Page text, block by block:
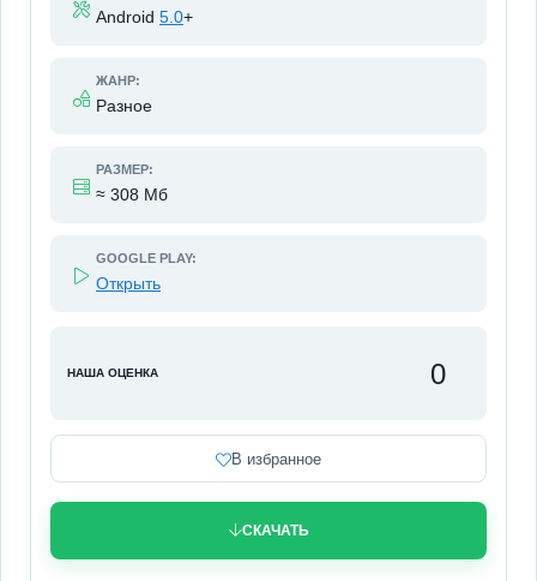
Android 5.0+
ЖАНР:
Разное
РАЗМЕР:
≈ 308 Мб
GOOGLE PLAY:
Открыть
НАША ОЦЕНКА 0
В избранное
СКАЧАТЬ